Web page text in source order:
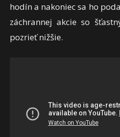
hodín a nakoniec sa ho
záchrannej akcie so
pozrieť nižšie.